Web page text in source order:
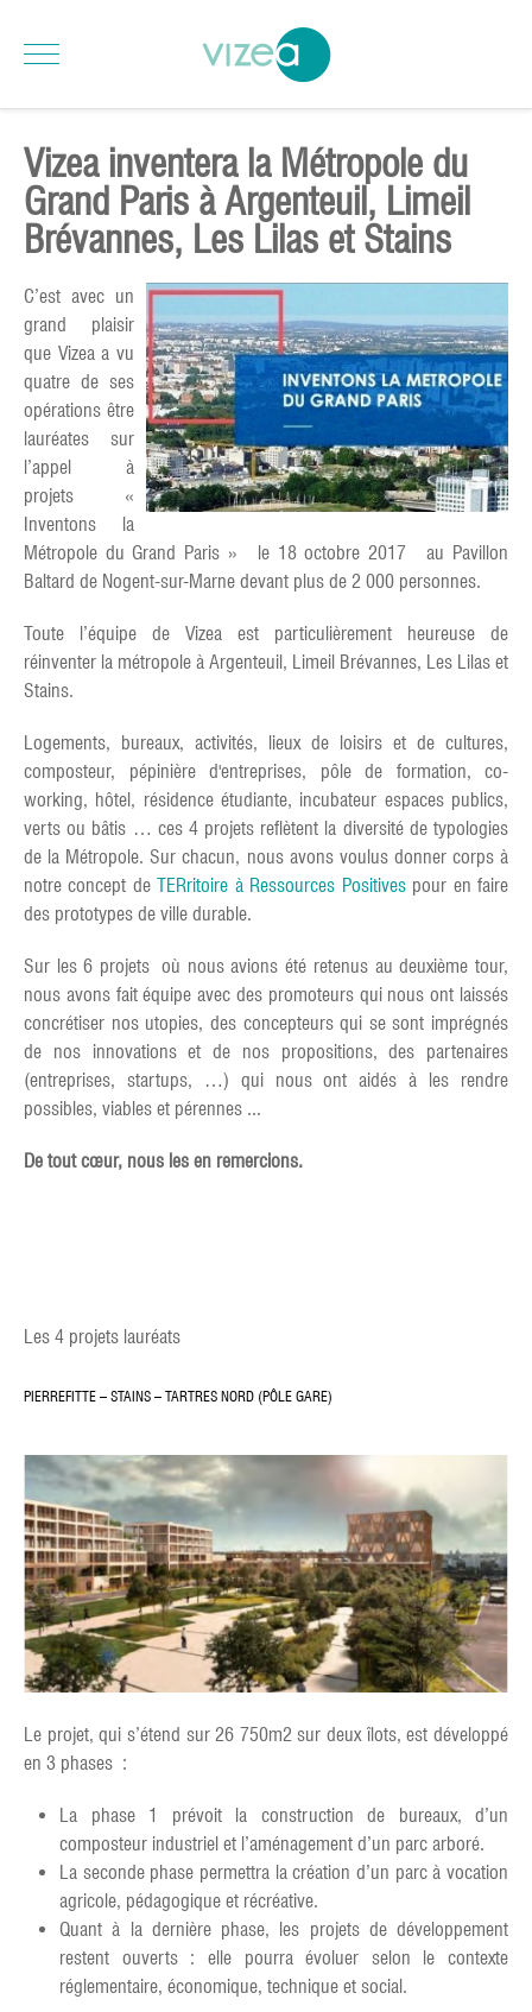
Vizea inventera la Métropole du
Grand Paris à Argenteuil, Limeil
Brévannes, Les Lilas et Stains
C’est avec un
grand plaisir
que Vizea a vu
quatre de ses
opérations être
lauréates sur
l’appel à
projets «
Inventons la
Métropole du Grand Paris » le 18 octobre 2017 au Pavillon
Baltard de Nogent-sur-Marne devant plus de 2 000 personnes.
Toute l’équipe de Vizea est particulièrement heureuse de
réinventer la métropole à Argenteuil, Limeil Brévannes, Les Lilas et
Stains.
Logements, bureaux, activités, lieux de loisirs et de cultures,
composteur, pépinière d'entreprises, pôle de formation, co-
working, hôtel, résidence étudiante, incubateur espaces publics,
verts ou bâtis … ces 4 projets reflètent la diversité de typologies
de la Métropole. Sur chacun, nous avons voulus donner corps à
notre concept deTERritoire à Ressources Positivespour en faire
des prototypes de ville durable.
Sur les 6 projets où nous avions été retenus au deuxième tour,
nous avons fait équipe avec des promoteurs qui nous ont laissés
concrétiser nos utopies, des concepteurs qui se sont imprégnés
de nos innovations et de nos propositions, des partenaires
(entreprises, startups, …) qui nous ont aidés à les rendre
possibles, viables et pérennes ...
De tout cœur, nous les en remercions.
Les 4 projets lauréats
PIERREFITTE – STAINS – TARTRES NORD (PÔLE GARE)
Le projet, qui s’étend sur 26 750m2 sur deux îlots, est développé
en 3 phases :
La phase 1 prévoit la construction de bureaux, d’un
composteur industriel et l’aménagement d’un parc arboré.
La seconde phase permettra la création d’un parc à vocation
agricole, pédagogique et récréative.
Quant à la dernière phase, les projets de développement
restent ouverts : elle pourra évoluer selon le contexte
réglementaire, économique, technique et social.